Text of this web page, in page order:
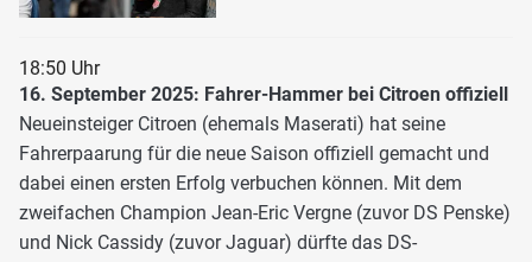
18:50 Uhr
16. September 2025: Fahrer-Hammer bei Citroen offiziell
Neueinsteiger Citroen (ehemals Maserati) hat seine
Fahrerpaarung für die neue Saison offiziell gemacht und
dabei einen ersten Erfolg verbuchen können. Mit dem
zweifachen Champion Jean-Eric Vergne (zuvor DS Penske)
und Nick Cassidy (zuvor Jaguar) dürfte das DS-